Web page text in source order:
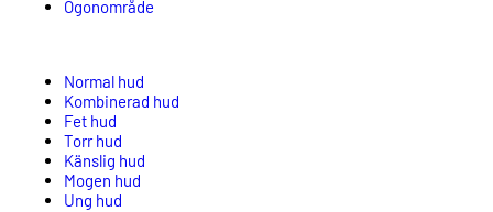
Ögonområde
Normal hud
Kombinerad hud
Fet hud
Torr hud
Känslig hud
Mogen hud
Ung hud